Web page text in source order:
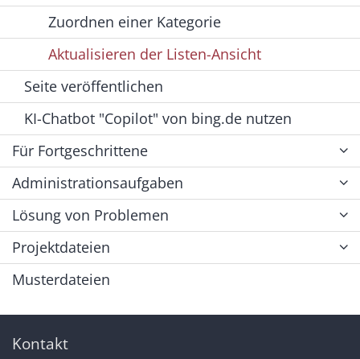
Zuordnen einer Kategorie
Aktualisieren der Listen-Ansicht
Seite veröffentlichen
KI-Chatbot "Copilot" von bing.de nutzen
Für Fortgeschrittene
Administrationsaufgaben
Lösung von Problemen
Projektdateien
Musterdateien
Kontakt